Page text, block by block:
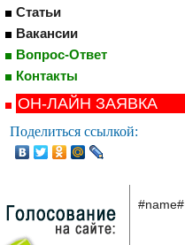
Статьи
Вакансии
Вопрос-Ответ
Контакты
ОН-ЛАЙН ЗАЯВКА
Поделиться ссылкой:
#name#